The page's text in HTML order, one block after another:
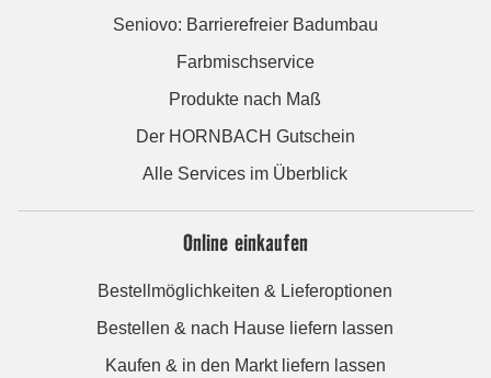
Seniovo: Barrierefreier Badumbau
Farbmischservice
Produkte nach Maß
Der HORNBACH Gutschein
Alle Services im Überblick
Online einkaufen
Bestellmöglichkeiten & Lieferoptionen
Bestellen & nach Hause liefern lassen
Kaufen & in den Markt liefern lassen